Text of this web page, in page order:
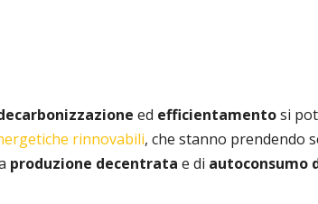
ed efficientamentosi
rinnovabili, che stanno prendendo
produzione decentrata e di autoconsumo